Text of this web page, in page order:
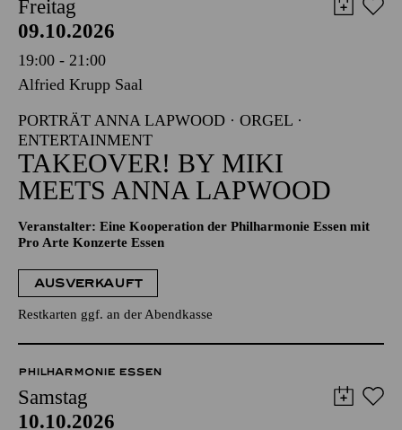
Freitag
09.10.2026
19:00 - 21:00
Alfried Krupp Saal
PORTRÄT ANNA LAPWOOD · ORGEL ·
ENTERTAINMENT
TAKEOVER! BY MIKI
MEETS ANNA LAPWOOD
Veranstalter: Eine Kooperation der Philharmonie Essen mit
Pro Arte Konzerte Essen
AUSVERKAUFT
Restkarten ggf. an der Abendkasse
PHILHARMONIE ESSEN
Samstag
10.10.2026